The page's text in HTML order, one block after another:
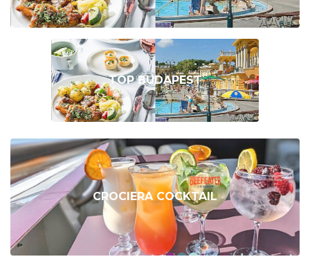
TOP BUDAPEST
CROCIERA COCKTAIL